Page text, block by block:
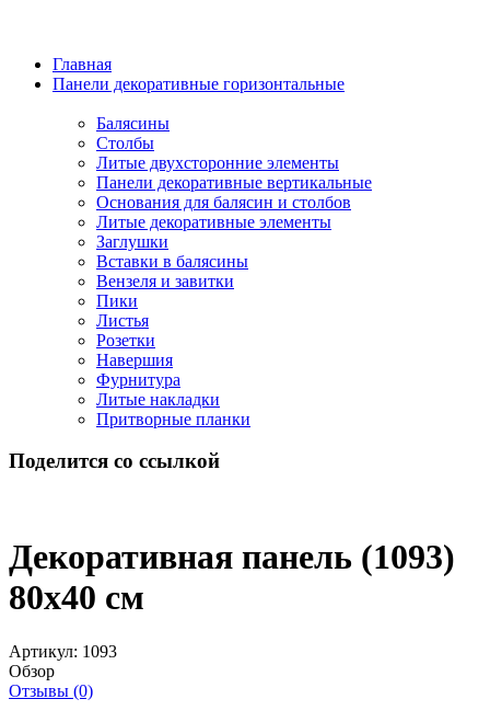
Главная
Панели декоративные горизонтальные
Балясины
Столбы
Литые двухсторонние элементы
Панели декоративные вертикальные
Основания для балясин и столбов
Литые декоративные элементы
Заглушки
Вставки в балясины
Вензеля и завитки
Пики
Листья
Розетки
Навершия
Фурнитура
Литые накладки
Притворные планки
Поделится со ссылкой
Декоративная панель (1093)
80x40 cм
Артикул: 1093
Обзор
Отзывы (0)